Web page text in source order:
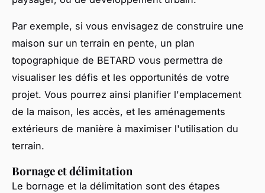
Par exemple, si vous envisagez de construire une
maison sur un terrain en pente, un plan
topographique de BETARD vous permettra de
visualiser les défis et les opportunités de votre
projet. Vous pourrez ainsi planifier l'emplacement
de la maison, les accès, et les aménagements
extérieurs de manière à maximiser l'utilisation du
terrain.
Bornage et délimitation
Le bornage et la délimitation sont des étapes